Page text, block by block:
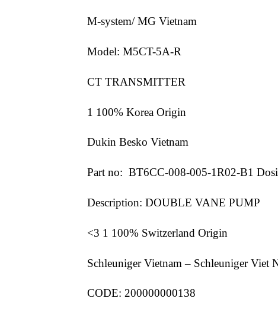
M-system/ MG Vietnam
Model: M5CT-5A-R
CT TRANSMITTER
1 100% Korea Origin
Dukin Besko Vietnam
Part no: BT6CC-008-005-1R02-B1
Description: DOUBLE VANE PUMP
<3 1 100% Switzerland Origin
Schleuniger Vietnam – Schleuniger Viet
CODE: 200000000138